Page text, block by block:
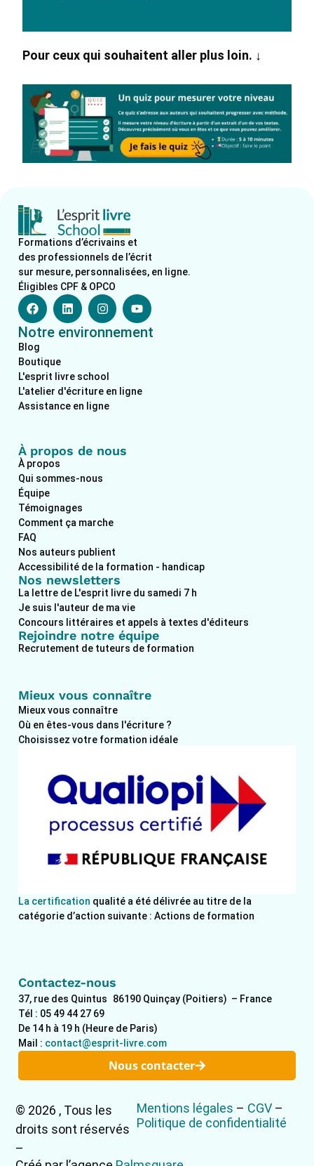
Pour ceux qui souhaitent aller plus loin. ↓
Formations d’écrivains et
des professionnels de l’écrit
sur mesure, personnalisées, en ligne.
Éligibles CPF & OPCO
F
a
c
e
b
o
k
L
i
n
k
n
I
n
s
t
a
m
Y
o
u
t
Notre environnement
Blog
Boutique
L'esprit livre school
L'atelier d'écriture en ligne
Assistance en ligne
À propos de nous
À propos
Qui sommes-nous
Équipe
Témoignages
Comment ça marche
FAQ
Nos auteurs publient
Accessibilité de la formation - handicap
Nos newsletters
La lettre de L'esprit livre du samedi 7 h
Je suis l'auteur de ma vie
Concours littéraires et appels à textes d'éditeurs
Rejoindre notre équipe
Recrutement de tuteurs de formation
Mieux vous connaître
Mieux vous connaître
Où en êtes-vous dans l'écriture ?
Choisissez votre formation idéale
La certification qualité a été délivrée au titre de la
catégorie d’action suivante : Actions de formation
Contactez-nous
37, rue des Quintus 86190 Quinçay (Poitiers) – France
Tél : 05 49 44 27 69
De 14 h à 19 h (Heure de Paris)
Mail : contact@esprit-livre.com
Nous contacter
© 2026 , Tous les
droits sont réservés
–
Mentions légales – CGV –
Politique de confidentialité